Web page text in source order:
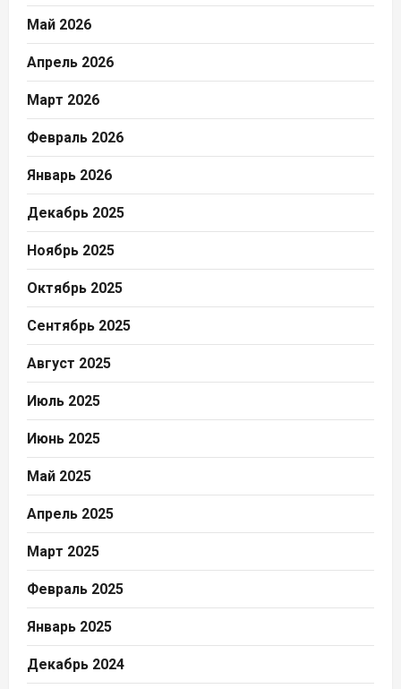
Май 2026
Апрель 2026
Март 2026
Февраль 2026
Январь 2026
Декабрь 2025
Ноябрь 2025
Октябрь 2025
Сентябрь 2025
Август 2025
Июль 2025
Июнь 2025
Май 2025
Апрель 2025
Март 2025
Февраль 2025
Январь 2025
Декабрь 2024